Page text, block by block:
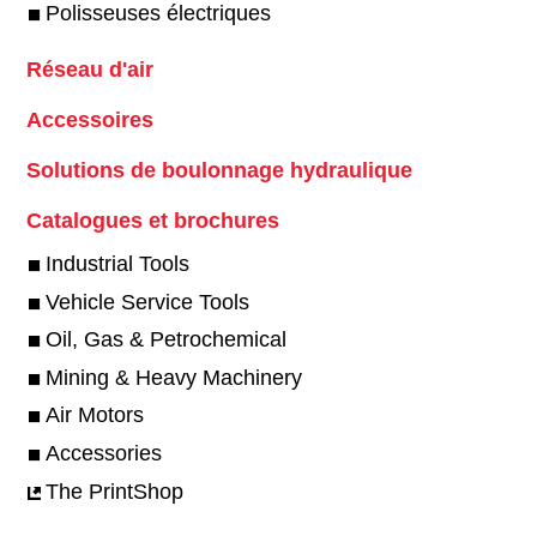
Polisseuses électriques
Réseau d'air
Accessoires
Solutions de boulonnage hydraulique
Catalogues et brochures
Industrial Tools
Vehicle Service Tools
Oil, Gas & Petrochemical
Mining & Heavy Machinery
Air Motors
Accessories
The PrintShop